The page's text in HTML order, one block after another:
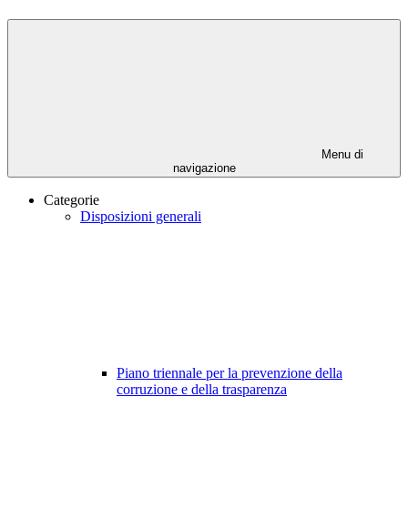
Menu di
navigazione
Categorie
Disposizioni generali
Piano triennale per la prevenzione della
corruzione e della trasparenza